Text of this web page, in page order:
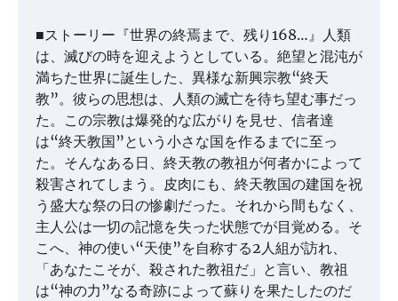
■ストーリー『世界の終焉まで、残り168…』人類
は、滅びの時を迎えようとしている。絶望と混沌が
満ちた世界に誕生した、異様な新興宗教“終天
教”。彼らの思想は、人類の滅亡を待ち望む事だっ
た。この宗教は爆発的な広がりを見せ、信者達
は“終天教国”という小さな国を作るまでに至っ
た。そんなある日、終天教の教祖が何者かによって
殺害されてしまう。皮肉にも、終天教国の建国を祝
う盛大な祭の日の惨劇だった。それから間もなく、
主人公は一切の記憶を失った状態でが目覚める。そ
こへ、神の使い“天使”を自称する2人組が訪れ、
「あなたこそが、殺された教祖だ」と言い、教祖
は“神の力”なる奇跡によって蘇りを果たしたのだ